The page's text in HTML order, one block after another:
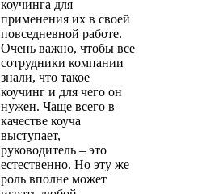
коучинга для
применения их в своей
повседневной работе.
Очень важно, чтобы все
сотрудники компании
знали, что такое
коучинг и для чего он
нужен. Чаще всего в
качестве коуча
выступает,
руководитель – это
естественно. Но эту же
роль вполне может